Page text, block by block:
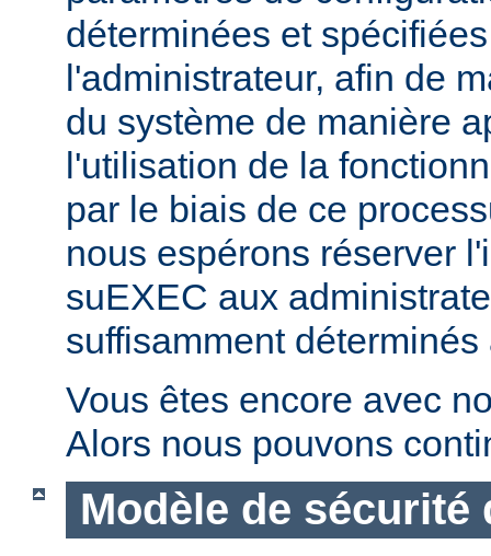
déterminées et
l'administrateur, afin de
du système de manière
l'utilisation de la
par le biais de ce
nous espérons réserver
suEXEC aux
suffisamment
Vous êtes encore avec
Alors nous pouvons
Modèle de sécurité